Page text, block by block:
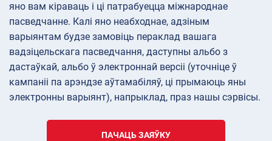
яно вам кіраваць і ці патрабуецца міжнароднае
пасведчанне. Калі яно неабходнае, адзіным
варыянтам будзе замовіць пераклад вашага
вадзіцельскага пасведчання, даступны альбо з
дастаўкай, альбо ў электроннай версіі (уточніце ў
кампаніі па арэндзе аўтамабіляў, ці прымаюць яны
электронны варыянт), напрыклад, праз нашы сэрвісы.
ПАЧАЦЬ ЗАЯЎКУ